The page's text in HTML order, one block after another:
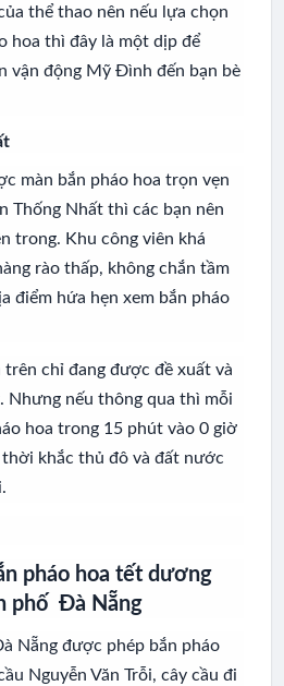
thể thao nên nếu lựa chọn
hoa thì đây là một dịp để
vận động Mỹ Đình đến bạn bè
màn bắn pháo hoa trọn vẹn
Thống Nhất thì các bạn nên
trong. Khu công viên khá
rào thấp, không chắn tầm
điểm hứa hẹn xem bắn pháo
trên chỉ đang được đề xuất và
Nhưng nếu thông qua thì mỗi
hoa trong 15 phút vào 0 giờ
khắc thủ đô và đất nước
pháo hoa tết dương
phố Đà Nẵng
Nẵng được phép bắn pháo
Nguyễn Văn Trỗi, cây cầu đi